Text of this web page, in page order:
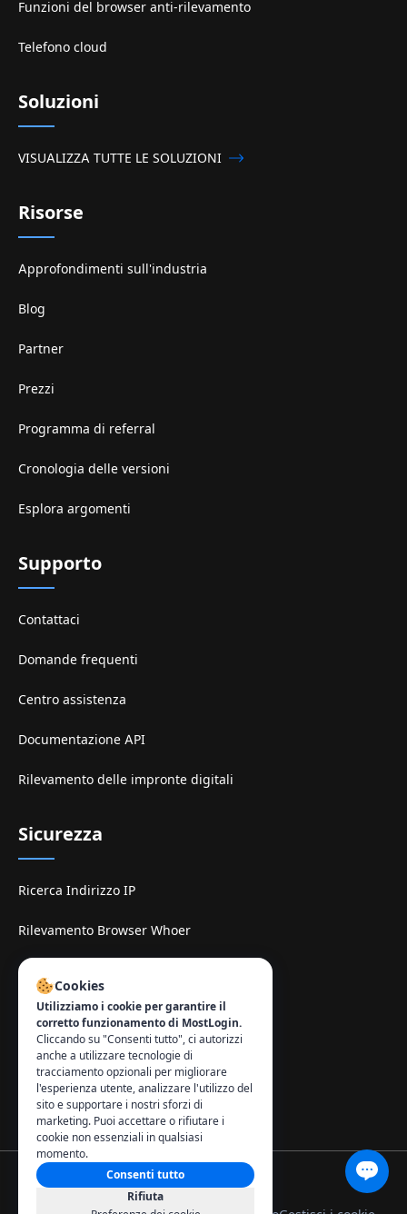
Funzioni del browser anti-rilevamento
Telefono cloud
Soluzioni
VISUALIZZA TUTTE LE SOLUZIONI
Risorse
Approfondimenti sull'industria
Blog
Partner
Prezzi
Programma di referral
Cronologia delle versioni
Esplora argomenti
Supporto
Contattaci
Domande frequenti
Centro assistenza
Documentazione API
Rilevamento delle impronte digitali
Sicurezza
Ricerca Indirizzo IP
Rilevamento Browser Whoer
Sitio di espelhe TamilMV
Contatto:
info@mostlogin.com
© 2026 MostLogin. Tutti i diritti riservati.
Cookies
Utilizziamo i cookie per garantire il
corretto funzionamento di MostLogin.
Cliccando su "Consenti tutto", ci autorizzi
anche a utilizzare tecnologie di
tracciamento opzionali per migliorare
l'esperienza utente, analizzare l'utilizzo del
sito e supportare i nostri sforzi di
marketing. Puoi accettare o rifiutare i
cookie non essenziali in qualsiasi
momento.
Consenti tutto
Rifiuta